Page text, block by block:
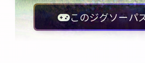
このジグソーパ